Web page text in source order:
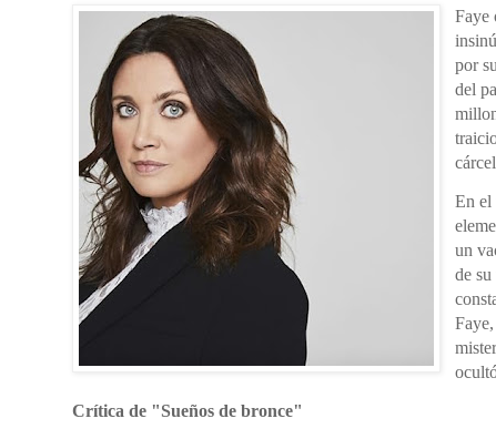
Faye
por
del
En el
un
de
Crítica de "Sueños de bronce"